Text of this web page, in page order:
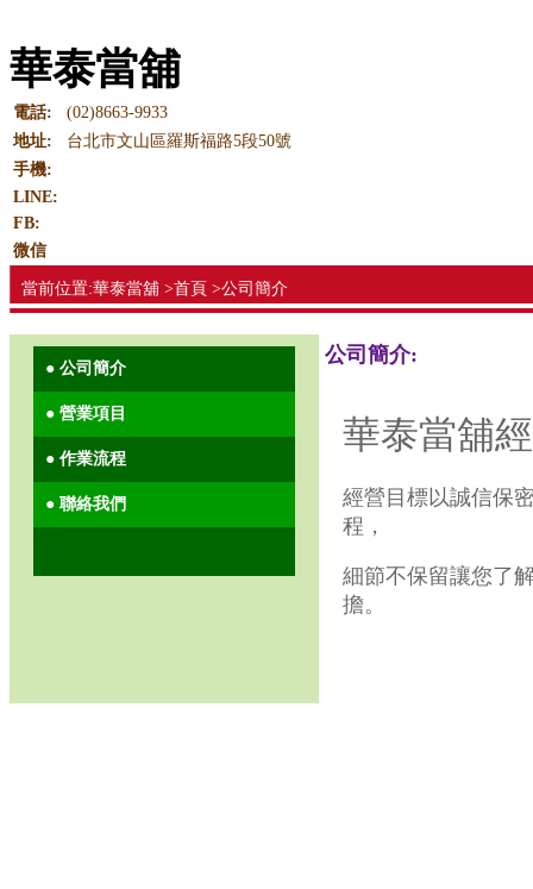
華泰當舖
電話:
(02)8663-9933
地址:
台北市文山區羅斯福路5段50號
手機:
LINE:
FB:
微信
當前位置:華泰當舖 >首頁 >公司簡介
● 公司簡介
● 營業項目
● 作業流程
● 聯絡我們
公司簡介:
華泰當舖
經營目標以誠信保
程，
細節不保留讓您了
擔。